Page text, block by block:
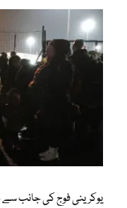
یوکرینی فوج کی جانب سے